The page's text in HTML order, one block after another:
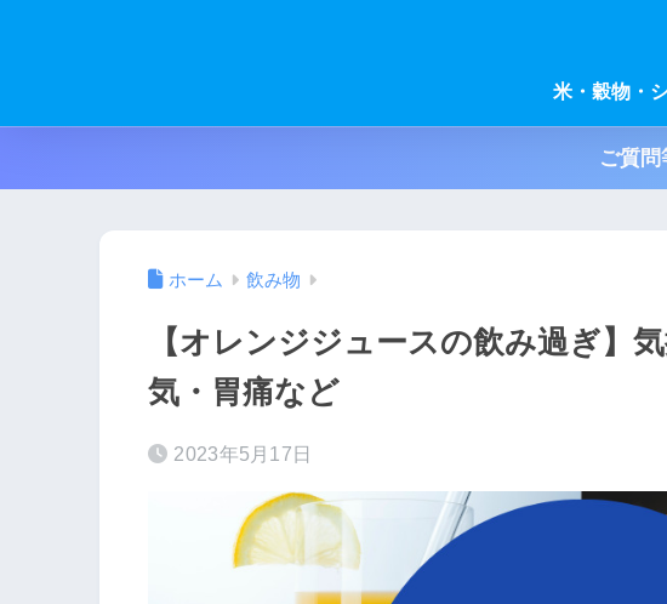
米・穀物・
ご質問
ホーム 飲み物
【オレンジジュースの飲み過ぎ】
気・胃痛など
2023年5月17日